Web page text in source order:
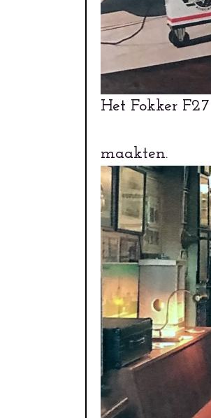
Het Fokker
maakten.